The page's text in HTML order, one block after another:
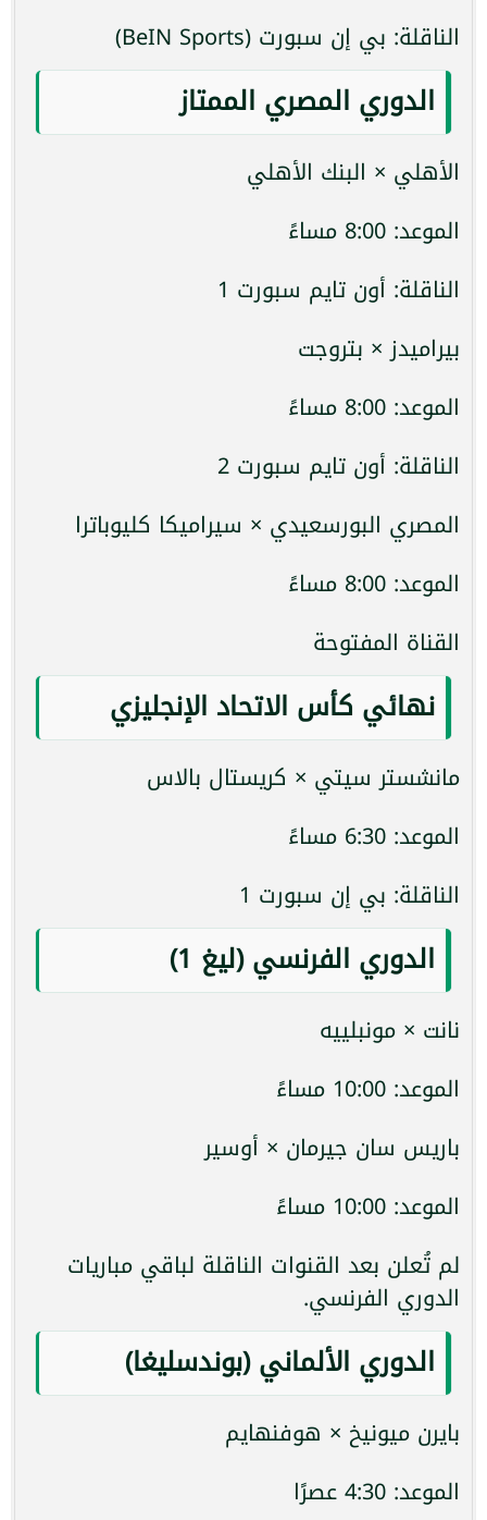
الناقلة: بي إن سبورت (BeIN Sports)
الدوري المصري الممتاز
الأهلي × البنك الأهلي
الموعد: 8:00 مساءً
الناقلة: أون تايم سبورت 1
بيراميدز × بتروجت
الموعد: 8:00 مساءً
الناقلة: أون تايم سبورت 2
المصري البورسعيدي × سيراميكا كليوباترا
الموعد: 8:00 مساءً
القناة المفتوحة
نهائي كأس الاتحاد الإنجليزي
مانشستر سيتي × كريستال بالاس
الموعد: 6:30 مساءً
الناقلة: بي إن سبورت 1
الدوري الفرنسي (ليغ 1)
نانت × مونبلييه
الموعد: 10:00 مساءً
باريس سان جيرمان × أوسير
الموعد: 10:00 مساءً
لم تُعلن بعد القنوات الناقلة لباقي مباريات
الدوري الفرنسي.
الدوري الألماني (بوندسليغا)
بايرن ميونيخ × هوفنهايم
الموعد: 4:30 عصرًا